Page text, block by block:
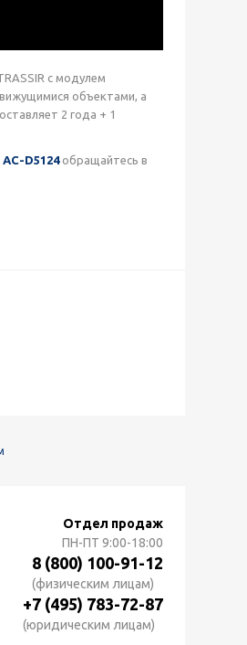
с модулем
объектами, а
2 года + 1
AC-D5124обращайтесь в
Отдел продаж
ПН-ПТ 9:00-18:00
8 (800) 100-91-12
(физическим лицам)
+7 (495) 783-72-87
(юридическим лицам)